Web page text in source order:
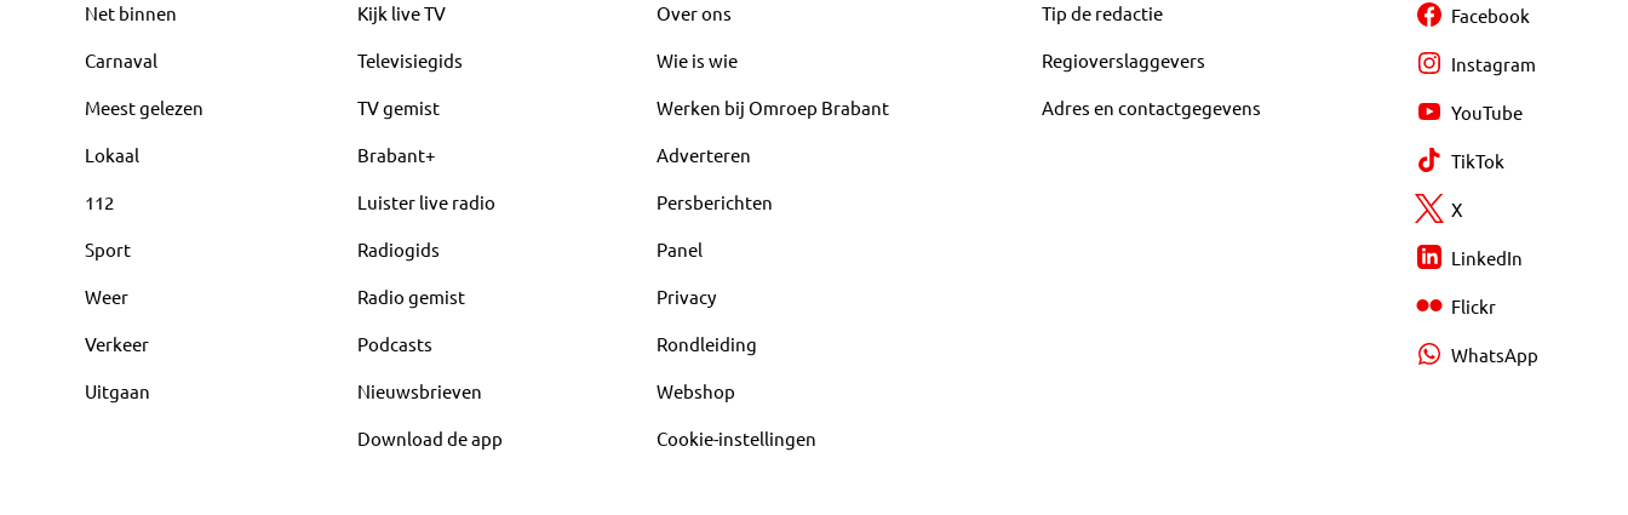
Net binnen
Carnaval
Meest gelezen
Lokaal
112
Sport
Weer
Verkeer
Uitgaan
Kijk live TV
Televisiegids
TV gemist
Brabant+
Luister live radio
Radiogids
Radio gemist
Podcasts
Nieuwsbrieven
Download de app
Over ons
Wie is wie
Werken bij Omroep Brabant
Adverteren
Persberichten
Panel
Privacy
Rondleiding
Webshop
Cookie-instellingen
Tip de redactie
Regioverslaggevers
Adres en contactgegevens
Facebook
Instagram
YouTube
TikTok
X
LinkedIn
Flickr
WhatsApp